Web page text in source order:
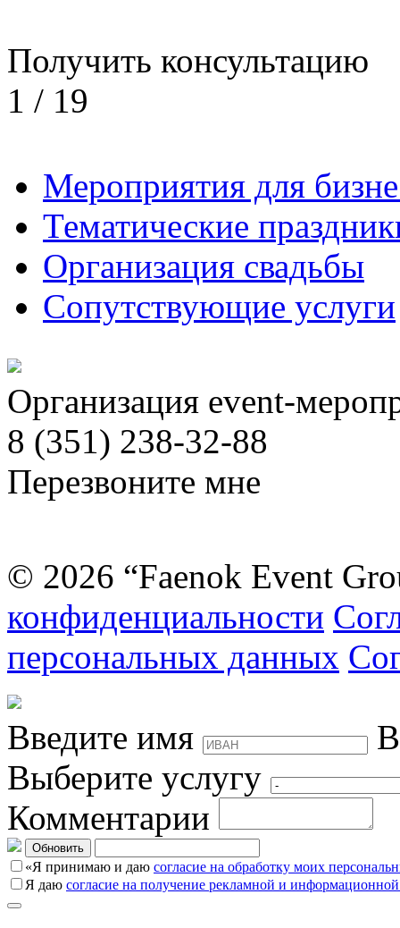
Получить консультацию
1 / 19
Мероприятия для
Тематические
Организация свадьбы
Сопутствующие услуги
Организация event-
8 (351) 238-32-88
Перезвоните мне
© 2026 “Faenok Event
конфиденциальности
персональных данных
Введите имя
Выберите услугу
Комментарии
Обновить
«Я принимаю и даю согласие на обработку моих
Я даю согласие на получение рекламной и